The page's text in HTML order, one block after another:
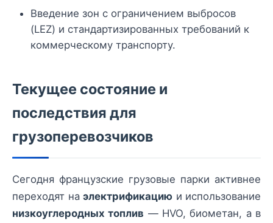
Введение зон с ограничением выбросов
(LEZ) и стандартизированных требований к
коммерческому транспорту.
Текущее состояние и
последствия для
грузоперевозчиков
Сегодня французские грузовые парки активнее
переходят на электрификацию и использование
низкоуглеродных топлив — HVO, биометан, а в